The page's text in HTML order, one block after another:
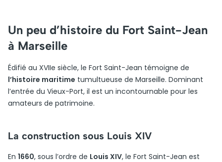
Un peu d’histoire du Fort Saint-Jean
à Marseille
Édifié au XVIIe siècle, le Fort Saint-Jean témoigne de
l’histoire maritime tumultueuse de Marseille. Dominant
l’entrée du Vieux-Port, il est un incontournable pour les
amateurs de patrimoine.
La construction sous Louis XIV
En 1660, sous l’ordre de Louis XIV, le Fort Saint-Jean est